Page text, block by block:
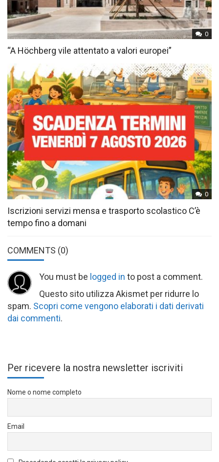
0
“A Höchberg vile attentato a valori europei”
0
Iscrizioni servizi mensa e trasporto scolastico C’è
tempo fino a domani
COMMENTS (0)
You must be logged in to post a comment.
Questo sito utilizza Akismet per ridurre lo
spam. Scopri come vengono elaborati i dati derivati
dai commenti.
Per ricevere la nostra newsletter iscriviti
Nome o nome completo
Email